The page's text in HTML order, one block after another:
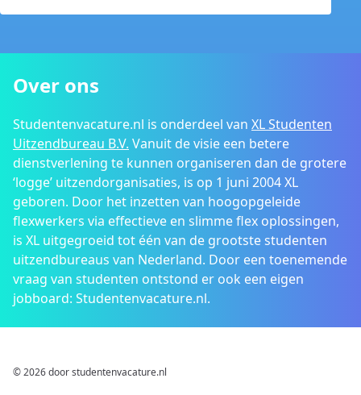
Over ons
Studentenvacature.nl is onderdeel van XL Studenten
Uitzendbureau B.V. Vanuit de visie een betere
dienstverlening te kunnen organiseren dan de grotere
‘logge’ uitzendorganisaties, is op 1 juni 2004 XL
geboren. Door het inzetten van hoogopgeleide
flexwerkers via effectieve en slimme flex oplossingen,
is XL uitgegroeid tot één van de grootste studenten
uitzendbureaus van Nederland. Door een toenemende
vraag van studenten ontstond er ook een eigen
jobboard: Studentenvacature.nl.
© 2026 door studentenvacature.nl